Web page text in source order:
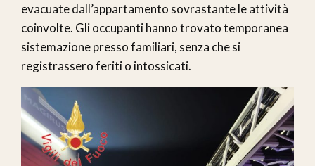
evacuate dall’appartamento sovrastante le attività
coinvolte. Gli occupanti hanno trovato temporanea
sistemazione presso familiari, senza che si
registrassero feriti o intossicati.